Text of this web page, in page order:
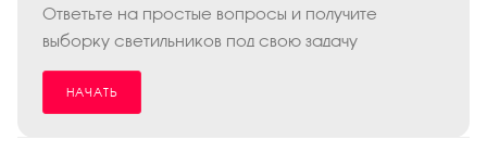
Ответьте на простые вопросы и получите
выборку светильников под свою задачу
НАЧАТЬ